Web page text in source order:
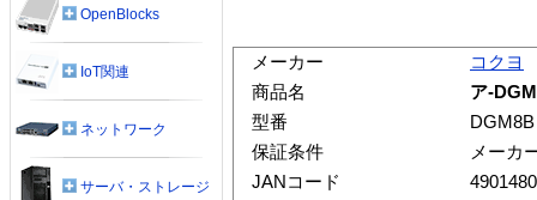
メーカー
コクヨ
商品名
ア-
型番
DGM8B
保証条件
メーカ
JANコード
OpenBlocks
IoT関連
ネットワーク
サーバ・ストレージ